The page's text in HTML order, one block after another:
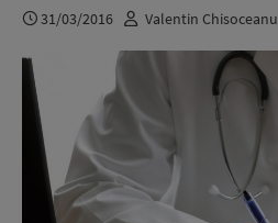
31/03/2016 Valentin Chisoceanu